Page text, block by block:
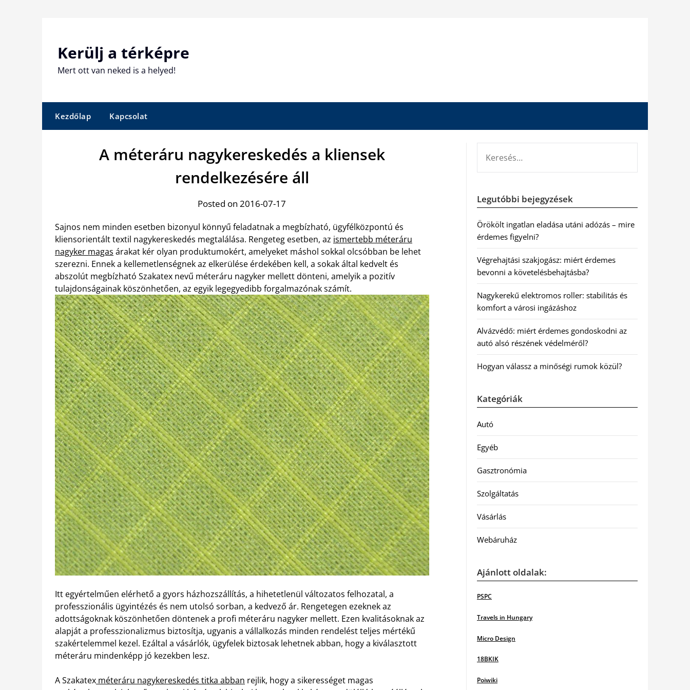
Kerülj a térképre
Mert ott van neked is a helyed!
Kezdőlap Kapcsolat
A méteráru nagykereskedés a kliensek
rendelkezésére áll
Posted on 2016-07-17
Sajnos nem minden esetben bizonyul könnyű feladatnak a megbízható, ügyfélközpontú és
kliensorientált textil nagykereskedés megtalálása. Rengeteg esetben, az ismertebb méteráru
nagyker magas árakat kér olyan produktumokért, amelyeket máshol sokkal olcsóbban be lehet
szerezni. Ennek a kellemetlenségnek az elkerülése érdekében kell, a sokak által kedvelt és
abszolút megbízható Szakatex nevű méteráru nagyker mellett dönteni, amelyik a pozitív
tulajdonságainak köszönhetően, az egyik legegyedibb forgalmazónak számít.
Itt egyértelműen elérhető a gyors házhozszállítás, a hihetetlenül változatos felhozatal, a
professzionális ügyintézés és nem utolsó sorban, a kedvező ár. Rengetegen ezeknek az
adottságoknak köszönhetően döntenek a profi méteráru nagyker mellett. Ezen kvalitásoknak az
alapját a professzionalizmus biztosítja, ugyanis a vállalkozás minden rendelést teljes mértékű
szakértelemmel kezel. Ezáltal a vásárlók, ügyfelek biztosak lehetnek abban, hogy a kiválasztott
méteráru mindenképp jó kezekben lesz.
A Szakatex méteráru nagykereskedés titka abban rejlik, hogy a sikerességet magas
Legutóbbi bejegyzések
Örökölt ingatlan eladása utáni adózás – mire
érdemes figyelni?
Végrehajtási szakjogász: miért érdemes
bevonni a követelésbehajtásba?
Nagykerekű elektromos roller: stabilitás és
komfort a városi ingázáshoz
Alvázvédő: miért érdemes gondoskodni az
autó alsó részének védelméről?
Hogyan válassz a minőségi rumok közül?
Kategóriák
Autó
Egyéb
Gasztronómia
Szolgáltatás
Vásárlás
Webáruház
Ajánlott oldalak:
PSPC
Travels in Hungary
Micro Design
18BKIK
Poiwiki